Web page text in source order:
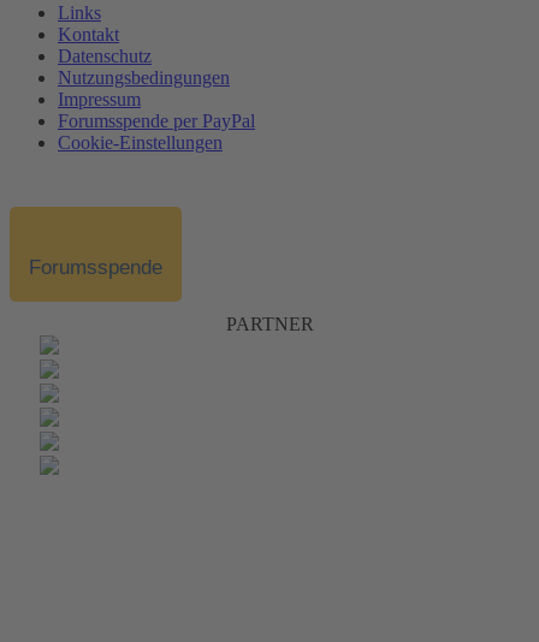
Links
Kontakt
Datenschutz
Nutzungsbedingungen
Impressum
Forumsspende per PayPal
Cookie-Einstellungen
Forumsspende
PARTNER